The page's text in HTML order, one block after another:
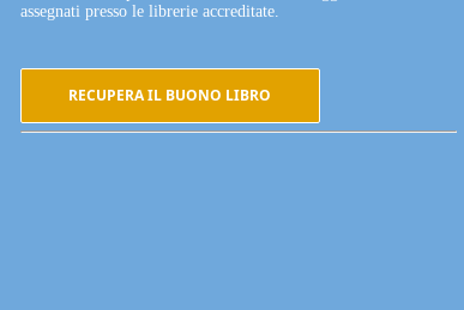
assegnati presso le librerie accreditate.
RECUPERA IL BUONO LIBRO